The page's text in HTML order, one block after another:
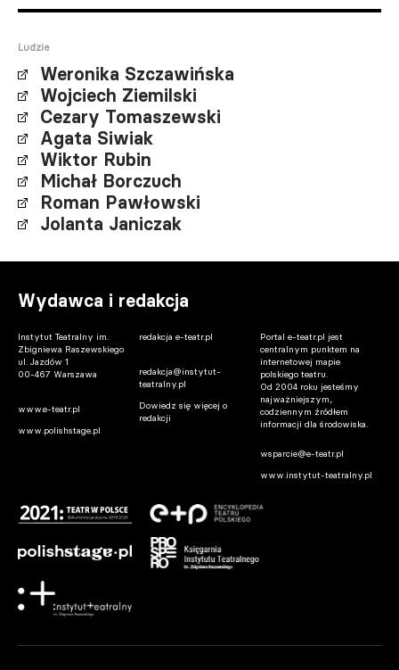
Ludzie
Weronika Szczawińska
Wojciech Ziemilski
Cezary Tomaszewski
Agata Siwiak
Wiktor Rubin
Michał Borczuch
Roman Pawłowski
Jolanta Janiczak
Wydawca i redakcja
Instytut Teatralny im.
Zbigniewa Raszewskiego
ul. Jazdów 1
00-467 Warszawa
www.e-teatr.pl
www.polishstage.pl
redakcja e-teatr.pl
redakcja@instytut-
teatralny.pl
Dowiedz się więcej o
redakcji
Portal e-teatr.pl jest
centralnym punktem na
internetowej mapie
polskiego teatru.
Od 2004 roku jesteśmy
najważniejszym,
codziennym źródłem
informacji dla środowiska.
wsparcie@e-teatr.pl
www.instytut-teatralny.pl